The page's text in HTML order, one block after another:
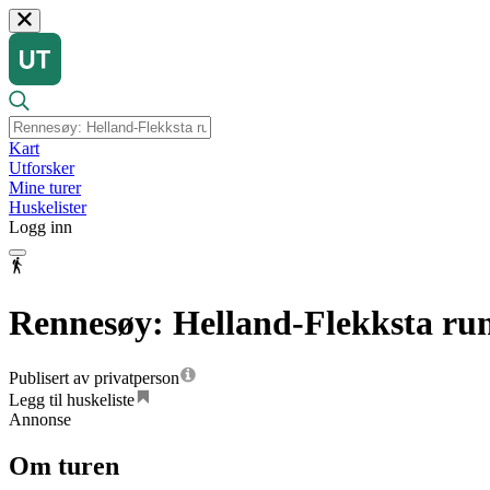
Kart
Utforsker
Mine turer
Huskelister
Logg inn
Rennesøy: Helland-Flekksta
Publisert av privatperson
Legg til huskeliste
Annonse
Om turen